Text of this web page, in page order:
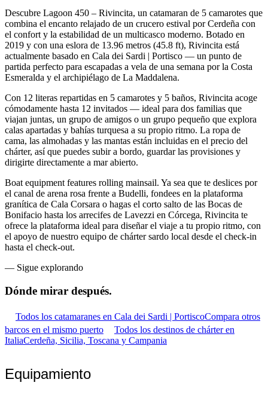
Descubre Lagoon 450 – Rivincita, un catamaran de 5 camarotes que
combina el encanto relajado de un crucero estival por Cerdeña con
el confort y la estabilidad de un multicasco moderno. Botado en
2019 y con una eslora de 13.96 metros (45.8 ft), Rivincita está
actualmente basado en Cala dei Sardi | Portisco — un punto de
partida perfecto para escapadas a vela de una semana por la Costa
Esmeralda y el archipiélago de La Maddalena.
Con 12 literas repartidas en 5 camarotes y 5 baños, Rivincita acoge
cómodamente hasta 12 invitados — ideal para dos familias que
viajan juntas, un grupo de amigos o un grupo pequeño que explora
calas apartadas y bahías turquesa a su propio ritmo. La ropa de
cama, las almohadas y las mantas están incluidas en el precio del
chárter, así que puedes subir a bordo, guardar las provisiones y
dirigirte directamente a mar abierto.
Boat equipment features rolling mainsail. Ya sea que te deslices por
el canal de arena rosa frente a Budelli, fondees en la plataforma
granítica de Cala Corsara o hagas el corto salto de las Bocas de
Bonifacio hasta los arrecifes de Lavezzi en Córcega, Rivincita te
ofrece la plataforma ideal para diseñar el viaje a tu propio ritmo, con
el apoyo de nuestro equipo de chárter sardo local desde el check-in
hasta el check-out.
— Sigue explorando
Dónde mirar después.
Todos los catamaranes en Cala dei Sardi | PortiscoCompara otros
barcos en el mismo puerto
Todos los destinos de chárter en
ItaliaCerdeña, Sicilia, Toscana y Campania
Equipamiento